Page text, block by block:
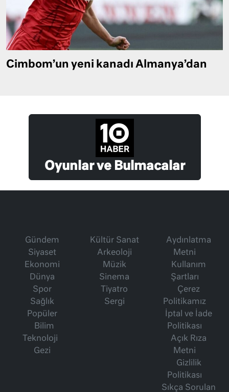
Cimbom’un yeni kanadı Almanya’dan
Oyunlar ve Bulmacalar
Gündem
Siyaset
Ekonomi
Dünya
Spor
Sağlık
Popüler
Bilim
Teknoloji
Gezi
Kültür Sanat
Arkeoloji
Müzik
Sinema
Tiyatro
Sergi
Aydınlatma
Metni
Kullanım
Şartları
Çerez
Politikamız
İptal ve İade
Politikası
Açık Rıza
Metni
Gizlilik
Politikası
Sıkça Sorulan